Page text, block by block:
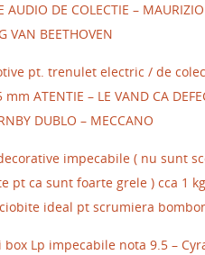
AUDIO DE COLECTIE –
VAN BEETHOVEN
pt. trenulet electric / de
ATENTIE – LE VAND CA
DUBLO – MECCANO
impecabile ( nu sunt
pt ca sunt foarte grele ) cca 1
ideal pt scrumiera
Lp impecabile nota 9.5 –